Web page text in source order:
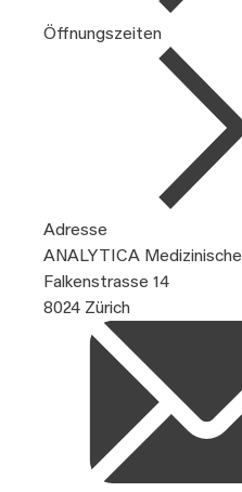
Öffnungszeiten
Adresse
ANALYTICA
Falkenstrasse 14
8024 Zürich